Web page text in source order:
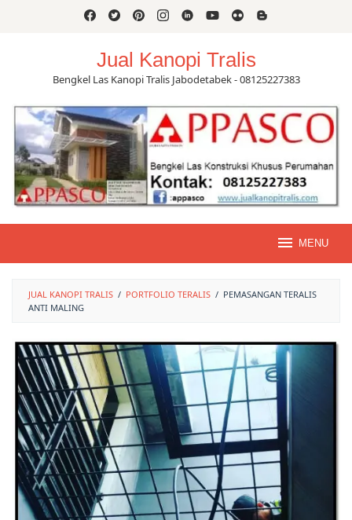
Jual Kanopi Tralis
Bengkel Las Kanopi Tralis Jabodetabek - 08125227383
MENU
JUAL KANOPI TRALIS / PORTFOLIO TERALIS / PEMASANGAN TERALIS
ANTI MALING